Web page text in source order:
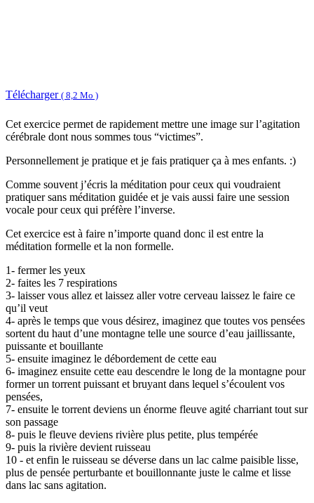
Télécharger ( 8,2 Mo )
Cet exercice permet de rapidement mettre une image sur l’agitation
cérébrale dont nous sommes tous “victimes”.
Personnellement je pratique et je fais pratiquer ça à mes enfants. :)
Comme souvent j’écris la méditation pour ceux qui voudraient
pratiquer sans méditation guidée et je vais aussi faire une session
vocale pour ceux qui préfère l’inverse.
Cet exercice est à faire n’importe quand donc il est entre la
méditation formelle et la non formelle.
1- fermer les yeux
2- faites les 7 respirations
3- laisser vous allez et laissez aller votre cerveau laissez le faire ce
qu’il veut
4- après le temps que vous désirez, imaginez que toutes vos pensées
sortent du haut d’une montagne telle une source d’eau jaillissante,
puissante et bouillante
5- ensuite imaginez le débordement de cette eau
6- imaginez ensuite cette eau descendre le long de la montagne pour
former un torrent puissant et bruyant dans lequel s’écoulent vos
pensées,
7- ensuite le torrent deviens un énorme fleuve agité charriant tout sur
son passage
8- puis le fleuve deviens rivière plus petite, plus tempérée
9- puis la rivière devient ruisseau
10 - et enfin le ruisseau se déverse dans un lac calme paisible lisse,
plus de pensée perturbante et bouillonnante juste le calme et lisse
dans lac sans agitation.